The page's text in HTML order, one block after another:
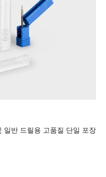
일반 드릴용 고품질 단일 포장